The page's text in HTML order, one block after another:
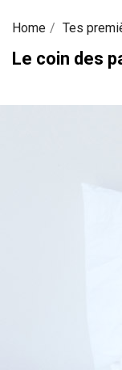
Home Tes
Le coin des